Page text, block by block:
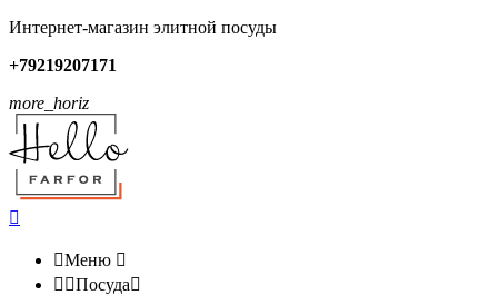
Интернет-магазин элитной посуды
+79219207171
more_horiz

Меню 
 Посуда